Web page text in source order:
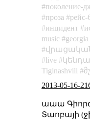
поколение-
проза
рейс-
инцидент
music
georgia
live
Tiginashvili
2013-05-16-
աաա
Տաոբայի